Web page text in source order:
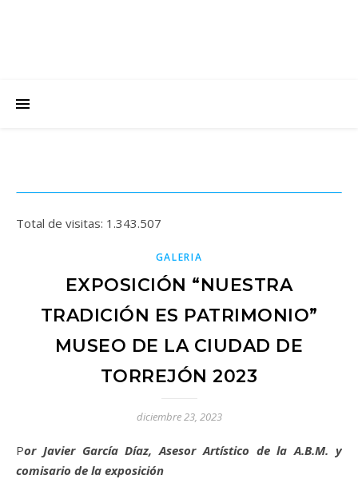
Total de visitas: 1.343.507
GALERIA
EXPOSICIÓN “NUESTRA
TRADICIÓN ES PATRIMONIO”
MUSEO DE LA CIUDAD DE
TORREJÓN 2023
diciembre 23, 2023
Por Javier García Díaz, Asesor Artístico de la A.B.M. y
comisario de la exposición